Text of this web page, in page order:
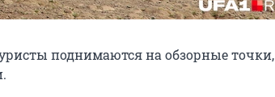
поднимаются на обзорные точки,